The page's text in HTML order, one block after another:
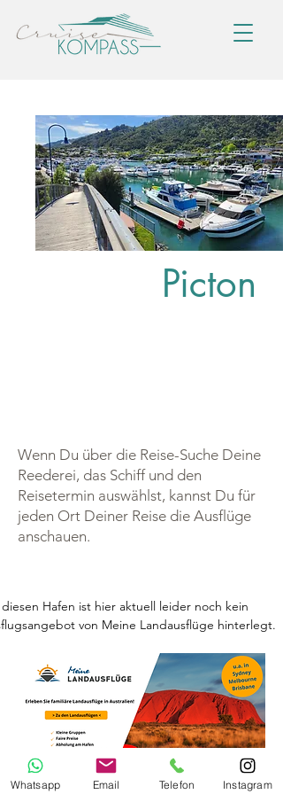
Picton
Wenn Du über die Reise-Suche Deine
Reederei, das Schiff und den
Reisetermin auswählst, kannst Du für
jeden Ort Deiner Reise die Ausflüge
anschauen.
Hafen ist hier aktuell leider noch kein
von Meine Landausflüge hinterlegt.
Whatsapp Email Telefon Instagram